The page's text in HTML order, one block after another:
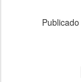
Publicado